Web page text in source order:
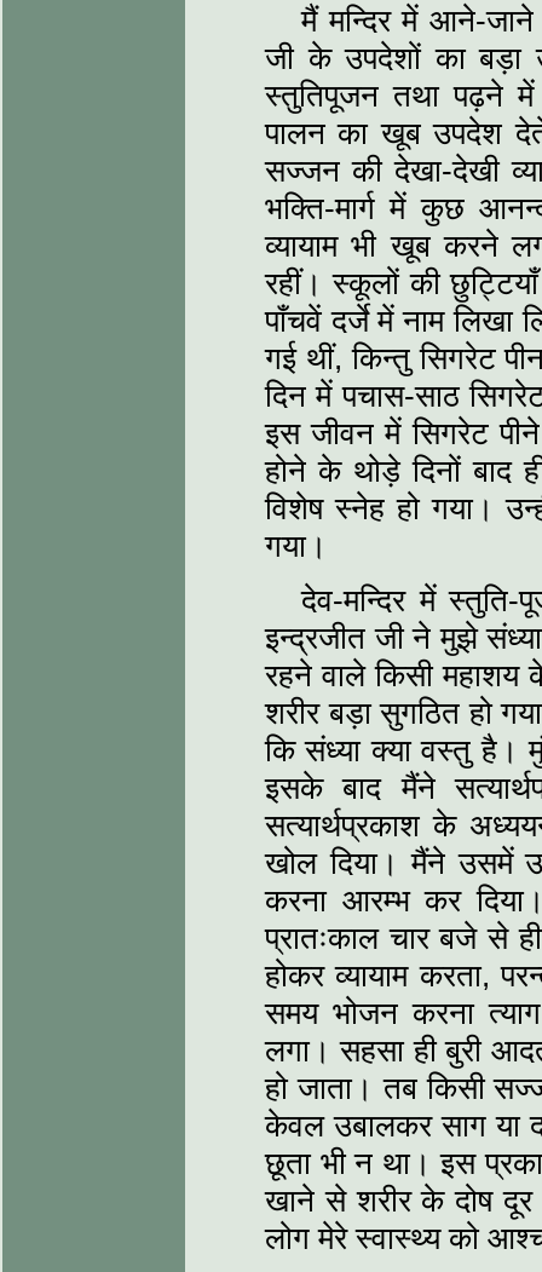
मैं मन्दिर में आने-
जी के उपदेशों का बड़ा
स्तुतिपूजन तथा पढ़ने में
पालन का खूब उपदेश
सज्जन की देखा-देखी
भक्‍ति-मार्ग में कुछ
व्यायाम भी खूब करने
रहीं। स्कूलों की
पाँचवें दर्जे में नाम
गई थीं, किन्तु सिगरेट
दिन में पचास-साठ
इस जीवन में सिगरेट
होने के थोड़े दिनों
विशेष स्नेह हो गया।
गया।
देव-मन्दिर में
इन्द्रजीत जी ने मुझे
रहने वाले किसी महाशय
शरीर बड़ा सुगठित हो
कि संध्या क्या वस्तु है।
इसके बाद मैंने
सत्यार्थप्रकाश के
खोल दिया। मैंने उसमें
करना आरम्भ कर
प्रातःकाल चार बजे से
होकर व्यायाम करता,
समय भोजन करना
लगा। सहसा ही बुरी
हो जाता। तब किसी
केवल उबालकर साग या
छूता भी न था। इस
खाने से शरीर के दोष दूर
लोग मेरे स्वास्थ्य को